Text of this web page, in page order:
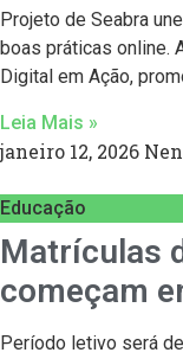
Projeto de Seabra
boas práticas online.
Digital em Ação,
Leia Mais »
janeiro 12, 2026
Educação
Matrículas
começam
Período letivo será